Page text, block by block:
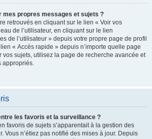
mes propres messages et sujets ?
retrouvés en cliquant sur le lien « Voir vos
de l’utilisateur, en cliquant sur le lien
de l’utilisateur » depuis votre propre page de profil
« Accès rapide » depuis n’importe quelle page
vos sujets, utilisez la page de recherche avancée et
appropriés.
les favoris et la surveillance ?
favoris de sujets s’apparentait à la gestion des
Vous n’étiez pas notifié des mises à jour. Depuis